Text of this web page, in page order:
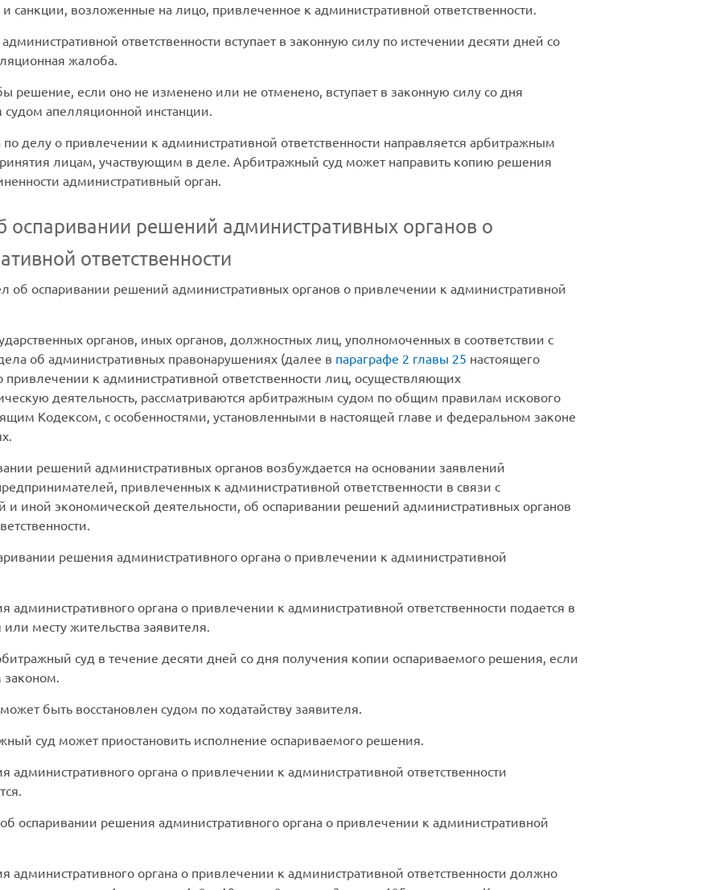
санкции, возложенные на лицо, привлеченное к административной ответственности.
ответственности вступает в законную силу по истечении десяти дней со
жалоба.
решение, если оно не изменено или не отменено, вступает в законную силу со дня
апелляционной инстанции.
делу о привлечении к административной ответственности направляется арбитражным
лицам, участвующим в деле. Арбитражный суд может направить копию решения
административный орган.
оспаривании решений административных органов о
ответственности
об оспаривании решений административных органов о привлечении к административной
органов, иных органов, должностных лиц, уполномоченных в соответствии с
об административных правонарушениях (далее в параграфе 2 главы 25 настоящего
к административной ответственности лиц, осуществляющих
деятельность, рассматриваются арбитражным судом по общим правилам искового
Кодексом, с особенностями, установленными в настоящей главе и федеральном законе
решений административных органов возбуждается на основании заявлений
привлеченных к административной ответственности в связи с
иной экономической деятельности, об оспаривании решений административных органов
решения административного органа о привлечении к административной
органа о привлечении к административной ответственности подается в
месту жительства заявителя.
суд в течение десяти дней со дня получения копии оспариваемого решения, если
законом.
быть восстановлен судом по ходатайству заявителя.
суд может приостановить исполнение оспариваемого решения.
органа о привлечении к административной ответственности
оспаривании решения административного органа о привлечении к административной
административного органа о привлечении к административной ответственности должно